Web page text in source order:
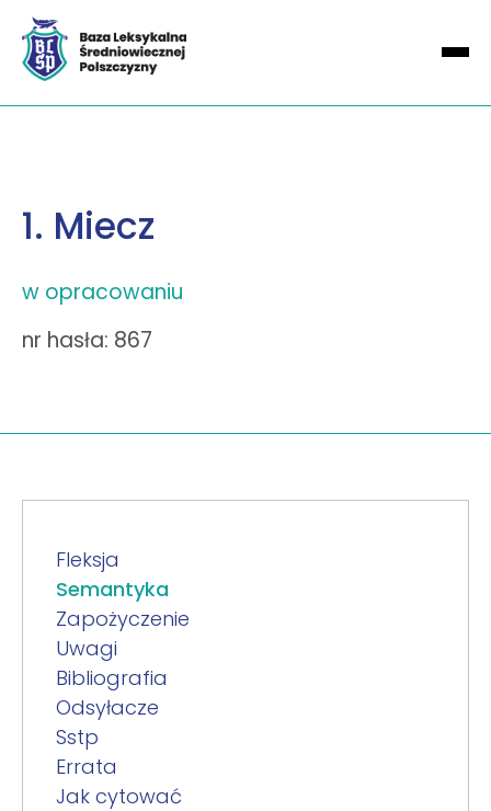
1. Miecz
w opracowaniu
nr hasła: 867
Fleksja
Semantyka
Zapożyczenie
Uwagi
Bibliografia
Odsyłacze
Sstp
Errata
Jak cytować